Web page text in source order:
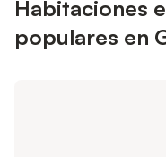
Habitaciones
populares en